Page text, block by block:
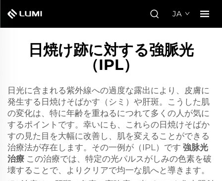
JA
日焼け跡に対する強脈光
（IPL）
日光に含まれる紫外線への過度な露出により、皮膚に
発生する日焼けそばかす（シミ）や肝斑。こうした肌
の変化は、特に年齢を重ねるにつれて多くの人が気に
するポイントです。幸いにも、これらの日焼けそばか
すの見た目を大幅に改善し、肌を変えることができる
治療法が存在します。その一例が（IPL）です 強脉光
治療 この治療では、特定の光パルスがしみの色素を破
壊することで、よりクリアで均一な肌へと導きます。